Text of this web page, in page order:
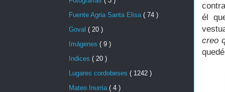
él
creo
Fuente Agria Santa Elisa ( 74 )
Goval ( 20 )
Imágenes ( 9 )
Indices ( 20 )
Lugares cordobeses ( 1242 )
Mateo Inurria ( 4 )